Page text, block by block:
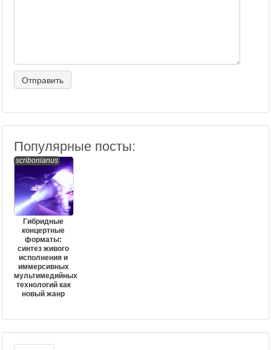
Популярные посты:
scribonianus
Гибридные
концертные
форматы:
синтез живого
исполнения и
иммерсивных
мультимедийных
технологий как
новый жанр